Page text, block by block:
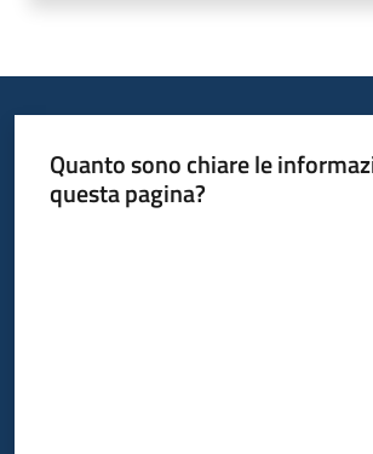
Quanto sono chiare le
questa pagina?